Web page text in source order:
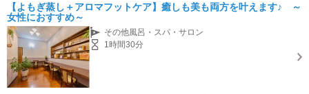
【よもぎ蒸し＋アロマフットケア】癒しも美も両方を叶えます♪ ～
女性におすすめ～
その他風呂・スパ・サロン
1時間30分